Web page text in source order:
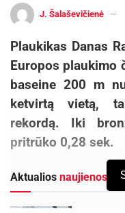
J. Šalaševičienė
Plaukikas Danas
Europos plaukimo
baseine 200 m
ketvirtą vietą,
rekordą. Iki
pritrūko 0,28 sek.
Aktualios naujienos